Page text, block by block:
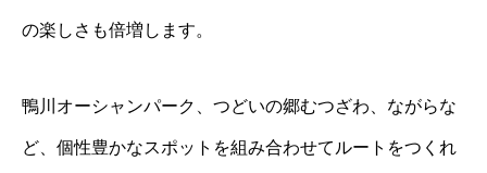
の楽しさも倍増します。
鴨川オーシャンパーク、つどいの郷むつざわ、ながらな
ど、個性豊かなスポットを組み合わせてルートをつくれ